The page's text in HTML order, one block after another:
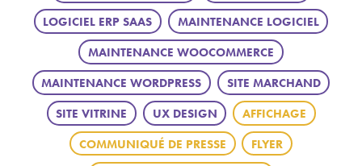
LOGICIEL ERP SAAS MAINTENANCE LOGICIEL
MAINTENANCE WOOCOMMERCE
MAINTENANCE WORDPRESS SITE MARCHAND
SITE VITRINE UX DESIGN AFFICHAGE
COMMUNIQUÉ DE PRESSE FLYER